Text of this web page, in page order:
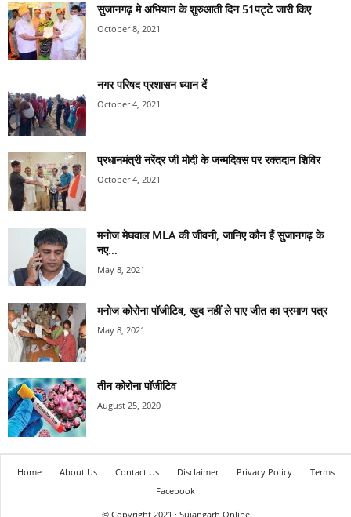
सुजानगढ़ मे अभियान के शुरुआती दिन 51पट्टे जारी किए
October 8, 2021
नगर परिषद प्रशासन ध्यान दें
October 4, 2021
प्रधानमंत्री नरेंद्र जी मोदी के जन्मदिवस पर रक्तदान शिविर
October 4, 2021
मनोज मेघवाल MLA की जीवनी, जानिए कौन हैं सुजानगढ़ के
नए...
May 8, 2021
मनोज कोरोना पॉजीटिव, खुद नहीं ले पाए जीत का प्रमाण पत्र
May 8, 2021
तीन कोरोना पॉजीटिव
August 25, 2020
Home About Us Contact Us Disclaimer Privacy Policy
Terms
Facebook
© Copyright 2021 · Sujangarh Online